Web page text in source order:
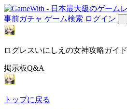
事前ガチャ ゲーム検索 ログイン
ログレスいにしえの女神攻略ガイド
掲示板Q&A
トップに戻る